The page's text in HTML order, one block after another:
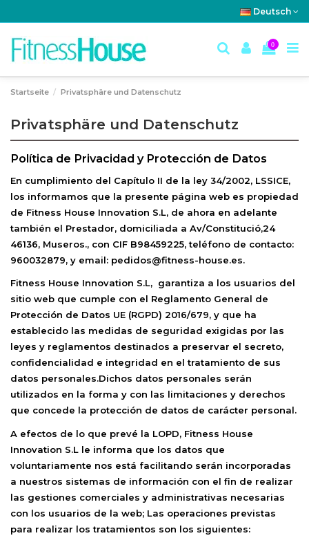
Deutsch
0
Startseite Privatsphäre und Datenschutz
Privatsphäre und Datenschutz
Política de Privacidad y Protección de Datos
En cumplimiento del Capítulo II de la ley 34/2002, LSSICE,
los informamos que la presente página web es propiedad
de Fitness House Innovation S.L, de ahora en adelante
también el Prestador, domiciliada a Av/Constitució,24
46136, Museros., con CIF B98459225, teléfono de contacto:
960032879, y email: pedidos@fitness-house.es.
Fitness House Innovation S.L, garantiza a los usuarios del
sitio web que cumple con el Reglamento General de
Protección de Datos UE (RGPD) 2016/679, y que ha
establecido las medidas de seguridad exigidas por las
leyes y reglamentos destinados a preservar el secreto,
confidencialidad e integridad en el tratamiento de sus
datos personales.Dichos datos personales serán
utilizados en la forma y con las limitaciones y derechos
que concede la protección de datos de carácter personal.
A efectos de lo que prevé la LOPD, Fitness House
Innovation S.L le informa que los datos que
voluntariamente nos está facilitando serán incorporadas
a nuestros sistemas de información con el fin de realizar
las gestiones comerciales y administrativas necesarias
con los usuarios de la web; Las operaciones previstas
para realizar los tratamientos son los siguientes: